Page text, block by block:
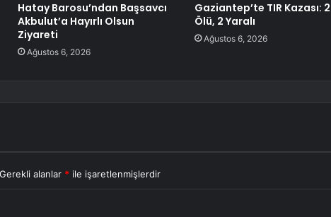
Hatay Barosu’ndan Başsavcı
Akbulut’a Hayırlı Olsun
Ziyareti
Ağustos 6, 2026
Gaziantep’te TIR Kazası: 2
Ölü, 2 Yaralı
Ağustos 6, 2026
Gerekli alanlar * ile işaretlenmişlerdir